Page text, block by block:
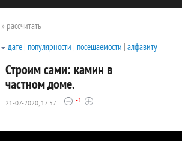
» рассчитать
дате | популярности | посещаемости | алфавиту
Строим сами: камин в
частном доме.
21-07-2020, 17:57 -1